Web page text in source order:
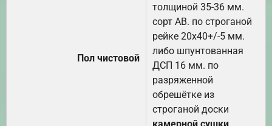
Пол чистовой
толщиной 35-36 мм.
сорт АВ. по строганой
рейке 20х40+/-5 мм.
либо шпунтованная
ДСП 16 мм. по
разряженной
обрешётке из
строганой доски